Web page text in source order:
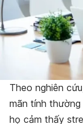
Theo nghiên
mãn tính
họ cảm thấy